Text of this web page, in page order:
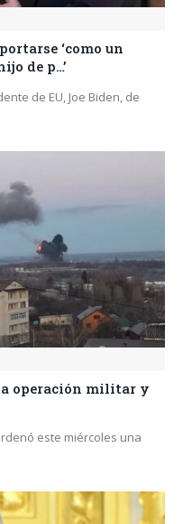
‘como un
de p…’
de EU, Joe Biden, de
operación militar y
este miércoles una